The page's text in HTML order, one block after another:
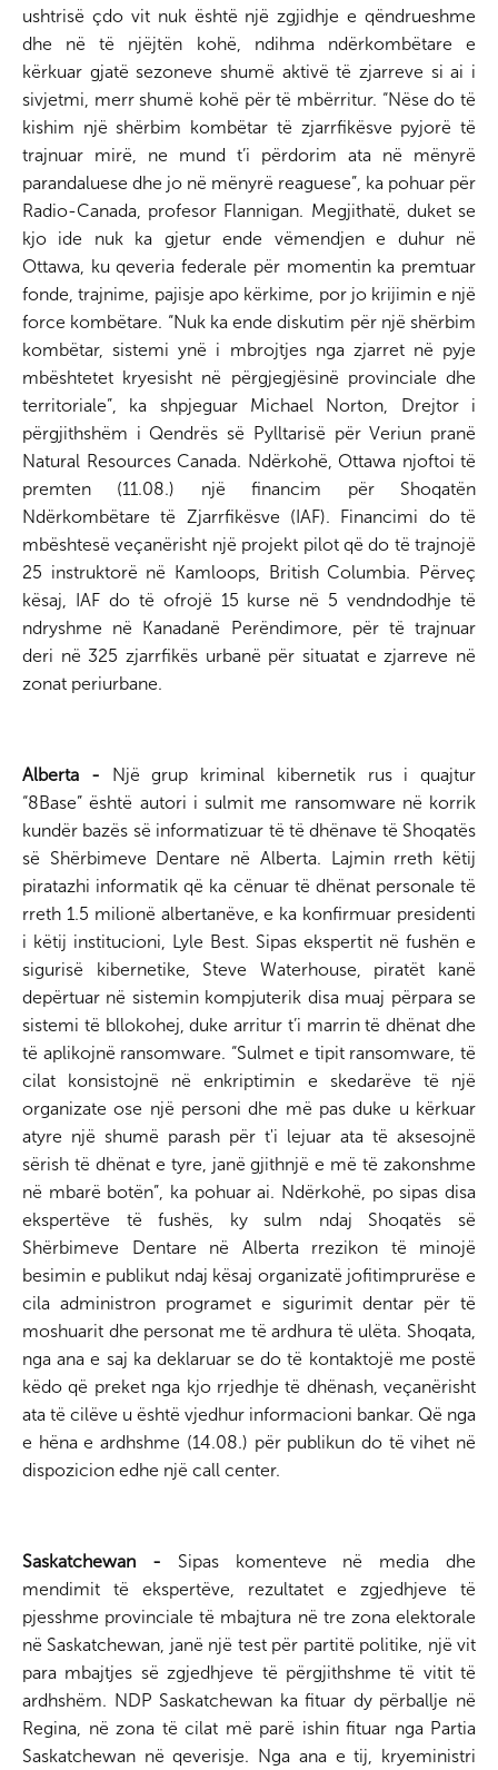
ushtrisë çdo vit nuk është një zgjidhje e qëndrueshme
dhe në të njëjtën kohë, ndihma ndërkombëtare e
kërkuar gjatë sezoneve shumë aktivë të zjarreve si ai i
sivjetmi, merr shumë kohë për të mbërritur. “Nëse do të
kishim një shërbim kombëtar të zjarrfikësve pyjorë të
trajnuar mirë, ne mund t’i përdorim ata në mënyrë
parandaluese dhe jo në mënyrë reaguese”, ka pohuar për
Radio-Canada, profesor Flannigan. Megjithatë, duket se
kjo ide nuk ka gjetur ende vëmendjen e duhur në
Ottawa, ku qeveria federale për momentin ka premtuar
fonde, trajnime, pajisje apo kërkime, por jo krijimin e një
force kombëtare. “Nuk ka ende diskutim për një shërbim
kombëtar, sistemi ynë i mbrojtjes nga zjarret në pyje
mbështetet kryesisht në përgjegjësinë provinciale dhe
territoriale”, ka shpjeguar Michael Norton, Drejtor i
përgjithshëm i Qendrës së Pylltarisë për Veriun pranë
Natural Resources Canada. Ndërkohë, Ottawa njoftoi të
premten (11.08.) një financim për Shoqatën
Ndërkombëtare të Zjarrfikësve (IAF). Financimi do të
mbështesë veçanërisht një projekt pilot që do të trajnojë
25 instruktorë në Kamloops, British Columbia. Përveç
kësaj, IAF do të ofrojë 15 kurse në 5 vendndodhje të
ndryshme në Kanadanë Perëndimore, për të trajnuar
deri në 325 zjarrfikës urbanë për situatat e zjarreve në
zonat periurbane.
Alberta - Një grup kriminal kibernetik rus i quajtur
“8Base” është autori i sulmit me ransomware në korrik
kundër bazës së informatizuar të të dhënave të Shoqatës
së Shërbimeve Dentare në Alberta. Lajmin rreth këtij
piratazhi informatik që ka cënuar të dhënat personale të
rreth 1.5 milionë albertanëve, e ka konfirmuar presidenti
i këtij institucioni, Lyle Best. Sipas ekspertit në fushën e
sigurisë kibernetike, Steve Waterhouse, piratët kanë
depërtuar në sistemin kompjuterik disa muaj përpara se
sistemi të bllokohej, duke arritur t’i marrin të dhënat dhe
të aplikojnë ransomware. “Sulmet e tipit ransomware, të
cilat konsistojnë në enkriptimin e skedarëve të një
organizate ose një personi dhe më pas duke u kërkuar
atyre një shumë parash për t'i lejuar ata të aksesojnë
sërish të dhënat e tyre, janë gjithnjë e më të zakonshme
në mbarë botën”, ka pohuar ai. Ndërkohë, po sipas disa
ekspertëve të fushës, ky sulm ndaj Shoqatës së
Shërbimeve Dentare në Alberta rrezikon të minojë
besimin e publikut ndaj kësaj organizatë jofitimprurëse e
cila administron programet e sigurimit dentar për të
moshuarit dhe personat me të ardhura të ulëta. Shoqata,
nga ana e saj ka deklaruar se do të kontaktojë me postë
këdo që preket nga kjo rrjedhje të dhënash, veçanërisht
ata të cilëve u është vjedhur informacioni bankar. Që nga
e hëna e ardhshme (14.08.) për publikun do të vihet në
dispozicion edhe një call center.
Saskatchewan - Sipas komenteve në media dhe
mendimit të ekspertëve, rezultatet e zgjedhjeve të
pjesshme provinciale të mbajtura në tre zona elektorale
në Saskatchewan, janë një test për partitë politike, një vit
para mbajtjes së zgjedhjeve të përgjithshme të vitit të
ardhshëm. NDP Saskatchewan ka fituar dy përballje në
Regina, në zona të cilat më parë ishin fituar nga Partia
Saskatchewan në qeverisje. Nga ana e tij, kryeministri